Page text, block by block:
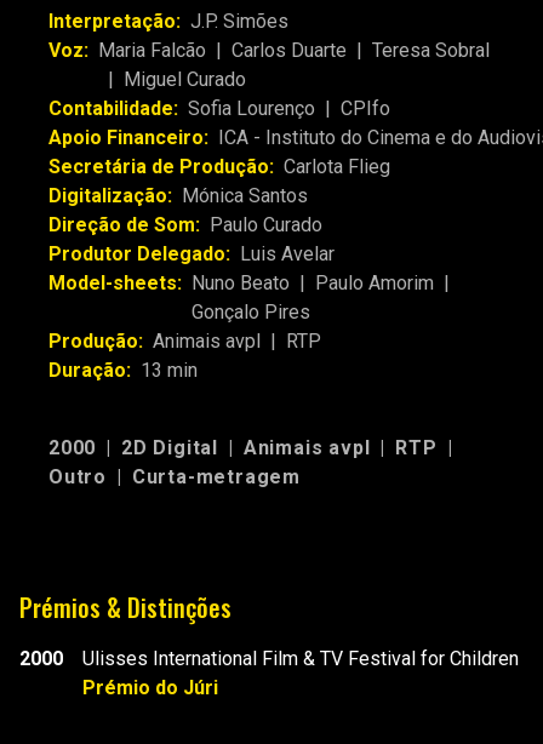
Interpretação: J.P. Simões
Voz: Maria Falcão | Carlos Duarte | Teresa Sobral
| Miguel Curado
Contabilidade: Sofia Lourenço | CPIfo
Apoio Financeiro: ICA - Instituto do Cinema e do
Secretária de Produção: Carlota Flieg
Digitalização: Mónica Santos
Direção de Som: Paulo Curado
Produtor Delegado: Luis Avelar
Model-sheets: Nuno Beato | Paulo Amorim |
Gonçalo Pires
Produção: Animais avpl | RTP
Duração: 13 min
2000 | 2D Digital | Animais avpl | RTP |
Outro | Curta-metragem
Prémios & Distinções
2000
Ulisses International Film & TV Festival for Children
Prémio do Júri